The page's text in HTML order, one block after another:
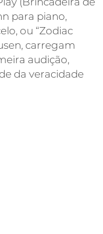
para piano,
ou “Zodiac
carregam
audição,
da veracidade